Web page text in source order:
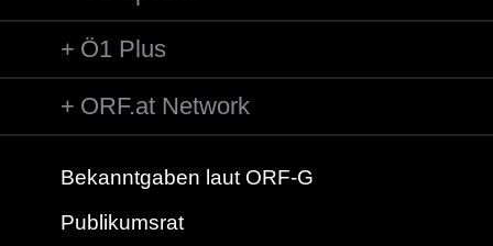
Ö1 Plus
ORF.at Network
Bekanntgaben laut ORF-G
Publikumsrat